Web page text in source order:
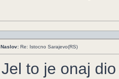
Naslov: Re: Istocno Sarajevo(RS)
Jel to je onaj